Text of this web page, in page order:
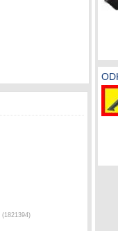
(1821394)